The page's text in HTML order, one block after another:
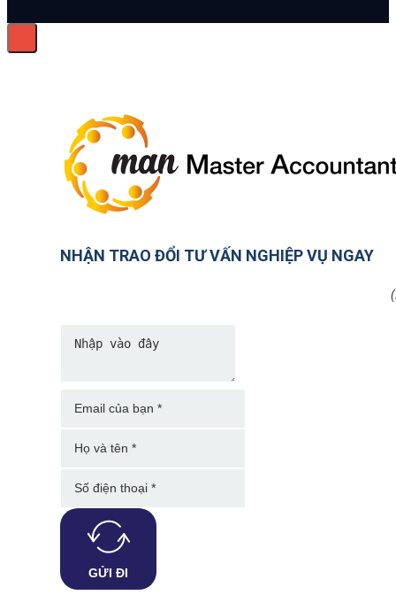
NHẬN TRAO ĐỔI TƯ VẤN NGHIỆP VỤ NGAY
GỬI ĐI